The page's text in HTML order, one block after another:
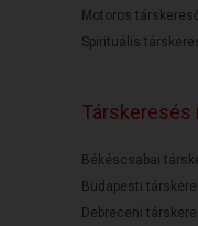
Motoros
Spirituális
Társkeresés
Békéscsabai
Budapesti
Debreceni